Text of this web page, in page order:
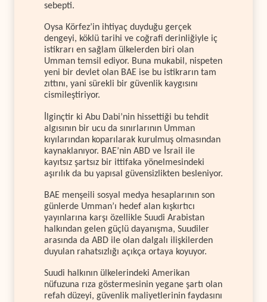
sebepti.
Oysa Körfez’in ihtiyaç duyduğu gerçek
dengeyi, köklü tarihi ve coğrafi derinliğiyle iç
istikrarı en sağlam ülkelerden biri olan
Umman temsil ediyor. Buna mukabil, nispeten
yeni bir devlet olan BAE ise bu istikrarın tam
zıttını, yani sürekli bir güvenlik kaygısını
cismileştiriyor.
İlginçtir ki Abu Dabi’nin hissettiği bu tehdit
algısının bir ucu da sınırlarının Umman
kıyılarından koparılarak kurulmuş olmasından
kaynaklanıyor. BAE’nin ABD ve İsrail ile
kayıtsız şartsız bir ittifaka yönelmesindeki
aşırılık da bu yapısal güvensizlikten besleniyor.
BAE menşeili sosyal medya hesaplarının son
günlerde Umman’ı hedef alan kışkırtıcı
yayınlarına karşı özellikle Suudi Arabistan
halkından gelen güçlü dayanışma, Suudiler
arasında da ABD ile olan dalgalı ilişkilerden
duyulan rahatsızlığı açıkça ortaya koyuyor.
Suudi halkının ülkelerindeki Amerikan
nüfuzuna rıza göstermesinin yegane şartı olan
refah düzeyi, güvenlik maliyetlerinin faydasını